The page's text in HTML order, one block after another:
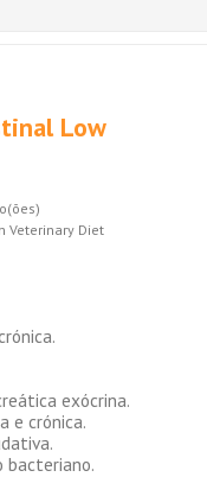
Low
Veterinary Diet
exócrina.
e crónica.
bacteriano.